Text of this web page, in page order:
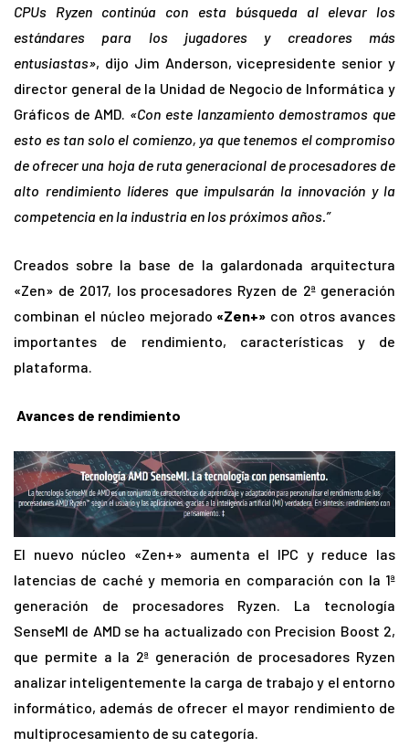
CPUs Ryzen continúa con esta búsqueda al elevar los
estándares para los jugadores y creadores más
entusiastas», dijo Jim Anderson, vicepresidente senior y
director general de la Unidad de Negocio de Informática y
Gráficos de AMD. «Con este lanzamiento demostramos que
esto es tan solo el comienzo, ya que tenemos el compromiso
de ofrecer una hoja de ruta generacional de procesadores de
alto rendimiento líderes que impulsarán la innovación y la
competencia en la industria en los próximos años.”
Creados sobre la base de la galardonada arquitectura
«Zen» de 2017, los procesadores Ryzen de 2ª generación
combinan el núcleo mejorado «Zen+» con otros avances
importantes de rendimiento, características y de
plataforma.
Avances de rendimiento
El nuevo núcleo «Zen+» aumenta el IPC y reduce las
latencias de caché y memoria en comparación con la 1ª
generación de procesadores Ryzen. La tecnología
SenseMI de AMD se ha actualizado con Precision Boost 2,
que permite a la 2ª generación de procesadores Ryzen
analizar inteligentemente la carga de trabajo y el entorno
informático, además de ofrecer el mayor rendimiento de
multiprocesamiento de su categoría.